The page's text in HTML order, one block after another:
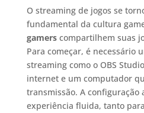
O streaming de jogos se
fundamental da cultura
gamerscompartilhem suas
Para começar, é necessário
streaming como o OBS
internet e um computador
transmissão. A configuração
experiência fluida, tanto